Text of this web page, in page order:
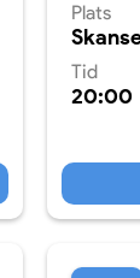
Plats
Tid
20:00